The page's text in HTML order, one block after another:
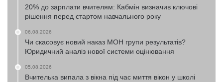
20% до зарплати вчителям: Кабмін визначив ключові
рішення перед стартом навчального року
06.08.2026
Чи скасовує новий наказ МОН групи результатів?
Юридичний аналіз нової системи оцінювання
05.08.2026
Вчителька випала з вікна під час миття вікон у школі